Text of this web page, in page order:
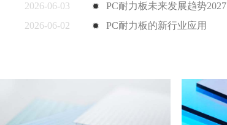
2026-06-03 PC耐力板未来发展趋势2027
2026-06-02 PC耐力板的新行业应用